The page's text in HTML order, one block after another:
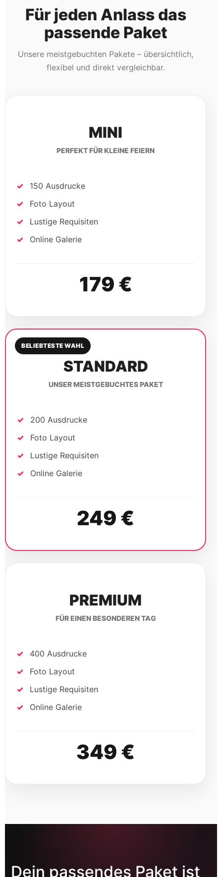
Für jeden Anlass das
passende Paket
Unsere meistgebuchten Pakete – übersichtlich,
flexibel und direkt vergleichbar.
MINI
PERFEKT FÜR KLEINE FEIERN
150 Ausdrucke
Foto Layout
Lustige Requisiten
Online Galerie
179 €
BELIEBTESTE WAHL
STANDARD
UNSER MEISTGEBUCHTES PAKET
200 Ausdrucke
Foto Layout
Lustige Requisiten
Online Galerie
249 €
PREMIUM
FÜR EINEN BESONDEREN TAG
400 Ausdrucke
Foto Layout
Lustige Requisiten
Online Galerie
349 €
Dein passendes Paket ist